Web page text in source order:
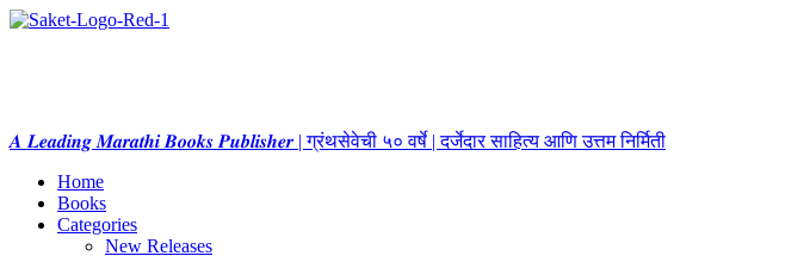
𝑨 𝑳𝒆𝒂𝒅𝒊𝒏𝒈 𝑴𝒂𝒓𝒂𝒕𝒉𝒊 𝑩𝒐𝒐𝒌𝒔 𝑷𝒖𝒃𝒍𝒊𝒔𝒉𝒆𝒓 | ग्रंथसेवेची ५० वर्षे | दर्जेदार साहित्य आणि उत्तम निर्मिती
Home
Books
Categories
New Releases